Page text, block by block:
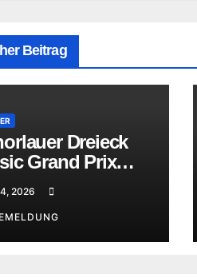
Beitrag
Dreieck
Grand Prix
Jubiläum
2026